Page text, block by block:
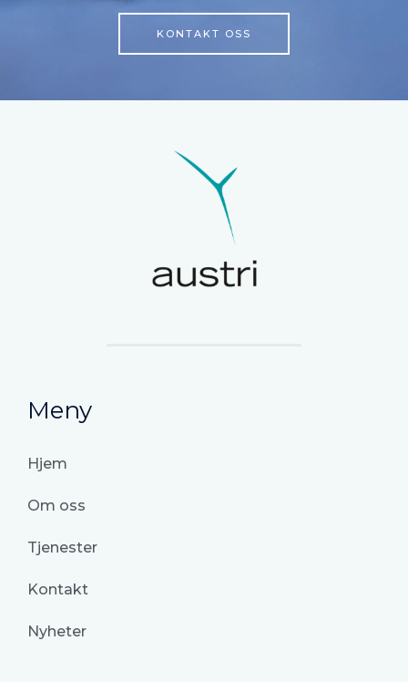
KONTAKT OSS
Meny
Hjem
Om oss
Tjenester
Kontakt
Nyheter